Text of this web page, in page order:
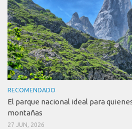
RECOMENDADO
El parque nacional ideal para
montañas
27 JUN, 2026